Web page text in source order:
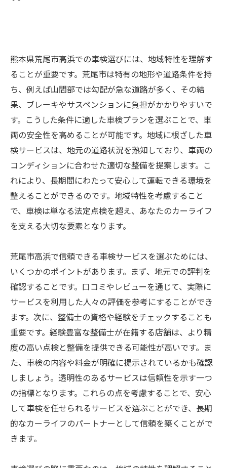
熊本県荒尾市高浜での車検選びには、地域特性を理解す
ることが重要です。荒尾市は特有の地形や道路条件を持
ち、例えば山間部では勾配が急な道路が多く、その結
果、ブレーキやサスペンションに負担がかかりやすいで
す。こうした条件に適した車検プランを選ぶことで、車
両の安全性を高めることが可能です。地域に根ざした車
検サービスは、地元の道路状況を熟知しており、車両の
コンディションに合わせた適切な整備を提案します。こ
れにより、長期間にわたって安心して運転できる環境を
整えることができるのです。地域特性を考慮すること
で、車検は単なる法定点検を超え、あなたのカーライフ
を支える大切な要素となります。
荒尾市高浜で信頼できる車検サービスを選ぶためには、
いくつかのポイントがあります。まず、地元での評判を
確認することです。口コミやレビューを通じて、実際に
サービスを利用した人々の評価を参考にすることができ
ます。次に、整備士の資格や経験をチェックすることも
重要です。経験豊富な整備士が在籍する店舗は、より精
度の高い点検と整備を提供できる可能性が高いです。ま
た、車検の内容や料金が明確に提示されているかも確認
しましょう。透明性のあるサービスは信頼性を示す一つ
の指標となります。これらの点を考慮することで、安心
して車検を任せられるサービスを選ぶことができ、長期
的なカーライフのパートナーとして信頼を築くことがで
きます。